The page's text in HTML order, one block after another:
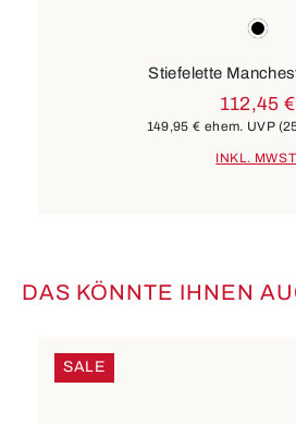
Stiefelette
112,45 €
149,95 € ehem. UVP
INKL.
Produktgalerie überspringen
DAS KÖNNTE IHNEN
SALE